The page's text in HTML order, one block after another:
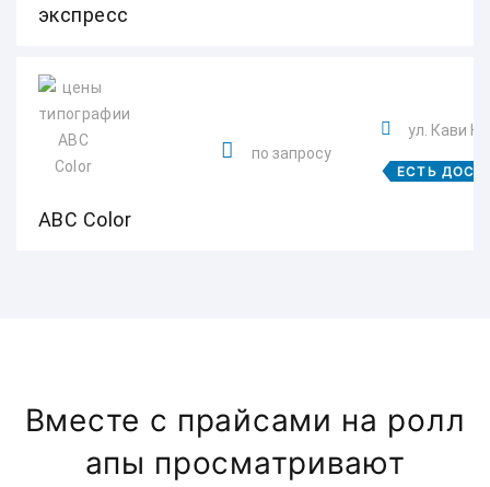
экспресс
ABC Color
по запросу
ул. Кави
ЕСТЬ
Вместе с прайсами на ролл
апы просматривают